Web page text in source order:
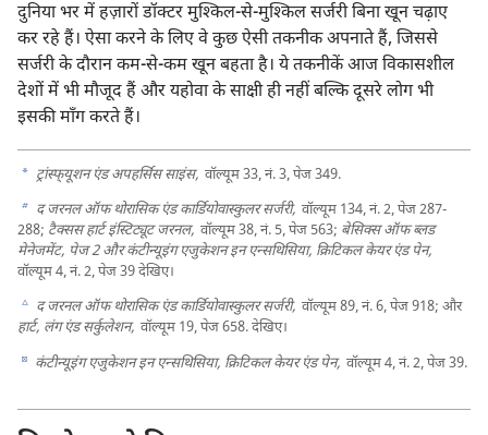
दुनिया भर में हज़ारों डॉक्टर मुश्‍किल-से-मुश्‍किल सर्जरी बिना खून चढ़ाए
कर रहे हैं। ऐसा करने के लिए वे कुछ ऐसी तकनीक अपनाते हैं, जिससे
सर्जरी के दौरान कम-से-कम खून बहता है। ये तकनीकें आज विकासशील
देशों में भी मौजूद हैं और यहोवा के साक्षी ही नहीं बल्कि दूसरे लोग भी
इसकी माँग करते हैं।
a ट्रांस्फ्‌यूशन एंड अपहर्सिस साइंस, वॉल्यूम 33, नं. 3, पेज 349.
b द जरनल ऑफ थोरासिक एंड कार्डियोवास्कुलर सर्जरी, वॉल्यूम 134, नं. 2, पेज 287-
288; टैक्सस हार्ट इंस्टिट्यूट जरनल, वॉल्यूम 38, नं. 5, पेज 563; बेसिक्स ऑफ ब्लड
मेनेजमेंट, पेज 2 और कंटीन्यूइंग एजुकेशन इन एन्सथिसिया, क्रिटिकल केयर एंड पेन,
वॉल्यूम 4, नं. 2, पेज 39 देखिए।
c द जरनल ऑफ थोरासिक एंड कार्डियोवास्कुलर सर्जरी, वॉल्यूम 89, नं. 6, पेज 918; और
हार्ट, लंग एंड सर्कुलेशन, वॉल्यूम 19, पेज 658. देखिए।
d कंटीन्यूइंग एजुकेशन इन एन्सथिसिया, क्रिटिकल केयर एंड पेन, वॉल्यूम 4, नं. 2, पेज 39.